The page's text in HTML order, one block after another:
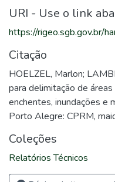
URI - Use o link
https://rigeo.sgb.gov.br/
Citação
HOELZEL, Marlon;
para delimitação de
enchentes, inundações e
Porto Alegre: CPRM,
Coleções
Relatórios Técnicos